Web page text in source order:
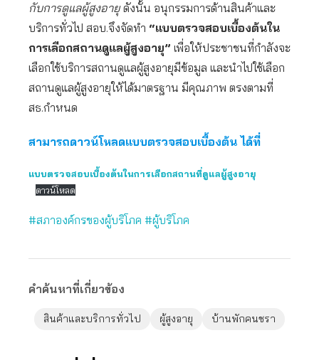
กับการดูแลผู้สูงอายุดังนั้น อนุกรรมการด้านสินค้าและ
บริการทั่วไป สอบ.จึงจัดทำ “แบบตรวจสอบเบื้องต้นใน
การเลือกสถานดูแลผู้สูงอายุ” เพื่อให้ประชาชนที่กำลังจะ
เลือกใช้บริการสถานดูแลผู้สูงอายุมีข้อมูล และนำไปใช้เลือก
สถานดูแลผู้สูงอายุให้ได้มาตรฐาน มีคุณภาพ ตรงตามที่
สธ.กำหนด
สามารถดาวน์โหลดแบบตรวจสอบเบื้องต้น ได้ที่
แบบตรวจสอบเบื้องต้นในการเลือกสถานที่ดูแลผู้สูงอายุ
ดาวน์โหลด
#สภาองค์กรของผู้บริโภค #ผู้บริโภค
คำค้นหาที่เกี่ยวข้อง
สินค้าและบริการทั่วไป ผู้สูงอายุ บ้านพักคนชรา